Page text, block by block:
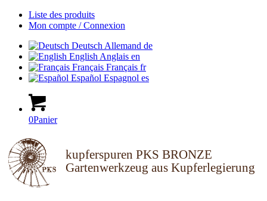
Liste des produits
Mon compte / Connexion
Deutsch Allemand de
English Anglais en
Français Français fr
Español Espagnol es
0Panier
kupferspuren PKS BRONZE
Gartenwerkzeug aus Kupferlegierung